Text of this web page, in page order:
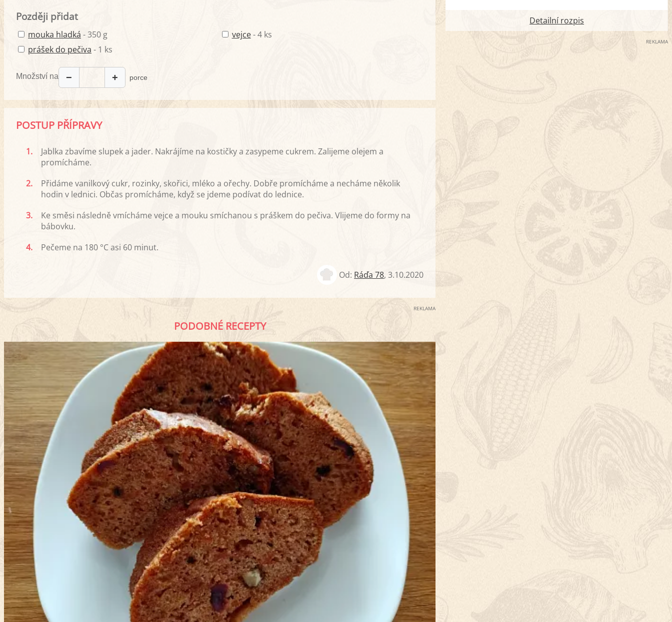
Později přidat
mouka hladká - 350 g
prášek do pečiva - 1 ks
vejce- 4 ks
Množství na − + porce
POSTUP PŘÍPRAVY
1.
Jablka zbavíme slupek a jader. Nakrájíme na kostičky a zasypeme cukrem. Zalijeme olejem a
promícháme.
2.
Přidáme vanilkový cukr, rozinky, skořici, mléko a ořechy. Dobře promícháme a necháme několik
hodin v lednici. Občas promícháme, když se jdeme podívat do lednice.
3.
Ke směsi následně vmícháme vejce a mouku smíchanou s práškem do pečiva. Vlijeme do formy na
bábovku.
4.
Pečeme na 180 °C asi 60 minut.
Od: Ráďa 78,3.10.2020
REKLAMA
PODOBNÉ RECEPTY
Detailní rozpis
REKLAMA